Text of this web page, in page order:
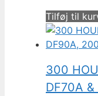
Tilføj til
300
DF70A